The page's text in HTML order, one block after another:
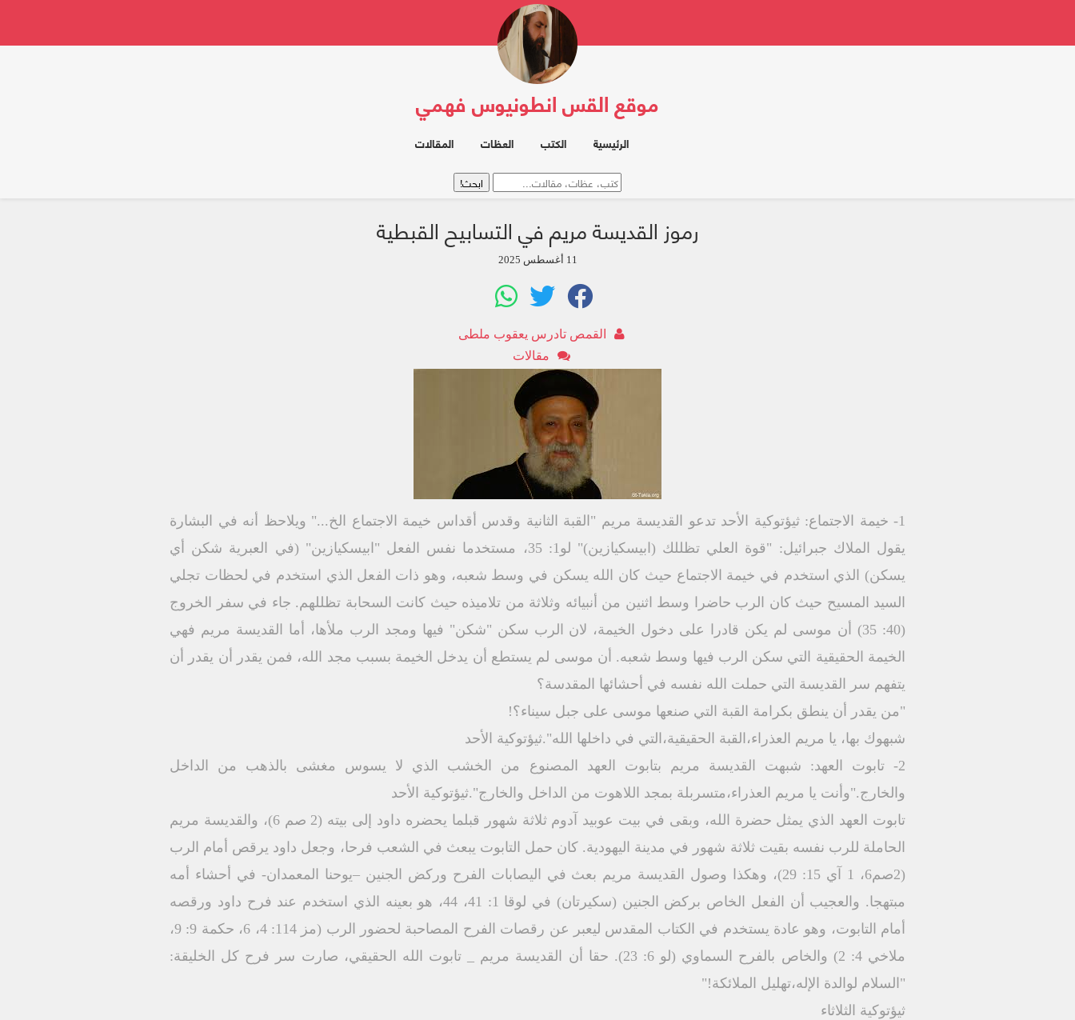
موقع القس انطونيوس فهمي
الرئيسية الكتب العظات المقالات
رموز القديسة مريم في التسابيح القبطية
11 أغسطس 2025
القمص تادرس يعقوب ملطى
مقالات
1- خيمة الاجتماع: ثيؤتوكية الأحد تدعو القديسة مريم "القبة الثانية وقدس أقداس خيمة الاجتماع الخ..." ويلاحظ أنه في البشارة
يقول الملاك جبرائيل: "قوة العلي تظللك (ابيسكيازين)" لو1: 35، مستخدما نفس الفعل "ابيسكيازين" (في العبرية شكن أي
يسكن) الذي استخدم في خيمة الاجتماع حيث كان الله يسكن في وسط شعبه، وهو ذات الفعل الذي استخدم في لحظات تجلي
السيد المسيح حيث كان الرب حاضرا وسط اثنين من أنبيائه وثلاثة من تلاميذه حيث كانت السحابة تظللهم. جاء في سفر الخروج
(40: 35) أن موسى لم يكن قادرا على دخول الخيمة، لان الرب سكن "شكن" فيها ومجد الرب ملأها، أما القديسة مريم فهي
الخيمة الحقيقية التي سكن الرب فيها وسط شعبه. أن موسى لم يستطع أن يدخل الخيمة بسبب مجد الله، فمن يقدر أن يقدر أن
يتفهم سر القديسة التي حملت الله نفسه في أحشائها المقدسة؟
"من يقدر أن ينطق بكرامة القبة التي صنعها موسى على جبل سيناء؟!
شبهوك بها، يا مريم العذراء،القبة الحقيقية،التي في داخلها الله".ثيؤتوكية الأحد
2- تابوت العهد: شبهت القديسة مريم بتابوت العهد المصنوع من الخشب الذي لا يسوس مغشى بالذهب من الداخل
والخارج."وأنت يا مريم العذراء،متسربلة بمجد اللاهوت من الداخل والخارج".ثيؤتوكية الأحد
تابوت العهد الذي يمثل حضرة الله، وبقى في بيت عوبيد آدوم ثلاثة شهور قبلما يحضره داود إلى بيته (2 صم 6)، والقديسة مريم
الحاملة للرب نفسه بقيت ثلاثة شهور في مدينة اليهودية. كان حمل التابوت يبعث في الشعب فرحا، وجعل داود يرقص أمام الرب
(2صم6، 1 آي 15: 29)، وهكذا وصول القديسة مريم بعث في اليصابات الفرح وركض الجنين –يوحنا المعمدان- في أحشاء أمه
مبتهجا. والعجيب أن الفعل الخاص بركض الجنين (سكيرتان) في لوقا 1: 41، 44، هو بعينه الذي استخدم عند فرح داود ورقصه
أمام التابوت، وهو عادة يستخدم في الكتاب المقدس ليعبر عن رقصات الفرح المصاحبة لحضور الرب (مز 114: 4، 6، حكمة 9: 9،
ملاخي 4: 2) والخاص بالفرح السماوي (لو 6: 23). حقا أن القديسة مريم _ تابوت الله الحقيقي، صارت سر فرح كل الخليقة:
"السلام لوالدة الإله،تهليل الملائكة!"
ثيؤتوكية الثلاثاء